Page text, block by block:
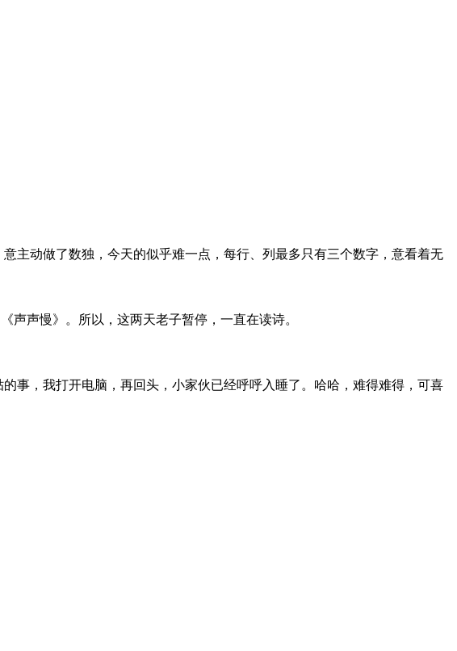
主动做了数独，今天的似乎难一点，每行、列最多只有三个数字，意看着无
声声慢》。所以，这两天老子暂停，一直在读诗。
事，我打开电脑，再回头，小家伙已经呼呼入睡了。哈哈，难得难得，可喜